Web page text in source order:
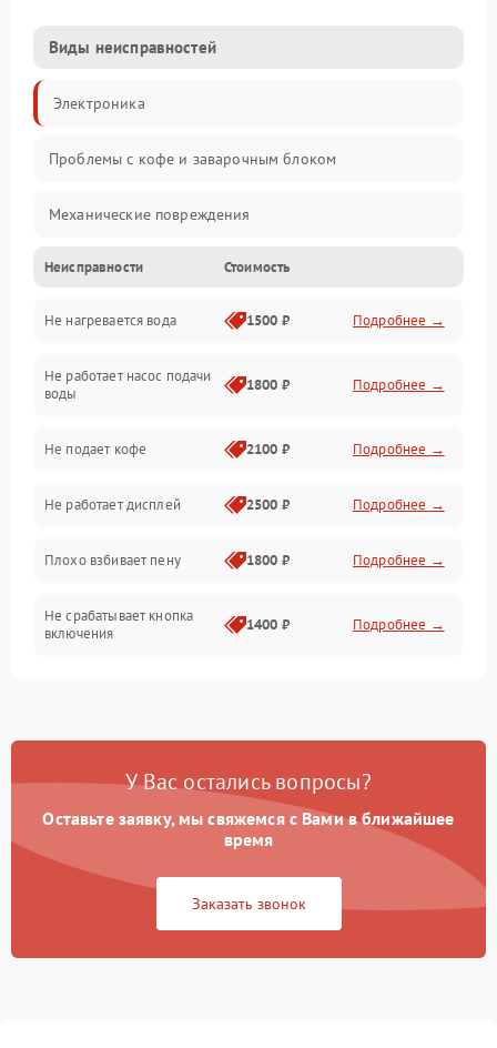
Виды неисправностей
Электроника
Проблемы с кофе и заварочным блоком
Механические повреждения
Прочие неисправности
Включение и работа
Проблемы с водой
Неисправности Стоимость
Не нагревается вода 1500 ₽ Подробнее →
Не работает насос подачи
воды
1800 ₽ Подробнее →
Не подает кофе 2100 ₽ Подробнее →
Не работает дисплей 2500 ₽ Подробнее →
Плохо взбивает пену 1800 ₽ Подробнее →
Не срабатывает кнопка
включения
1400 ₽ Подробнее →
Постоянные сбои в работе 1500 ₽ Подробнее →
У Вас остались вопросы?
Оставьте заявку, мы свяжемся с Вами в ближайшее
время
Заказать звонок